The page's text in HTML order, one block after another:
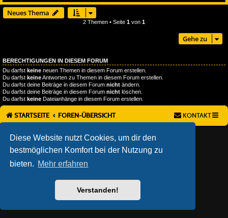
Diese Website nutzt Cookies, um dir den
bestmöglichen Komfort bei der Nutzung zu
bieten. Mehr erfahren
Verstanden!
Neues Thema
2 Themen • Seite 1 von 1
Gehe zu
BERECHTIGUNGEN IN DIESEM FORUM
Du darfst keine neuen Themen in diesem Forum erstellen.
Du darfst keineAntworten zu Themen in diesem Forum erstellen.
Du darfst deine Beiträge in diesem Forum nicht ändern.
Du darfst deine Beiträge in diesem Forum nicht löschen.
Du darfst keine Dateianhänge in diesem Forum erstellen.
STARTSEITE FOREN-ÜBERSICHT KONTAKT
POWERED BYPHPBB® FORUM SOFTWARE © PHPBB LIMITED
DEUTSCHE ÜBERSETZUNG DURCH PHPBB.DE
DATENSCHUTZ